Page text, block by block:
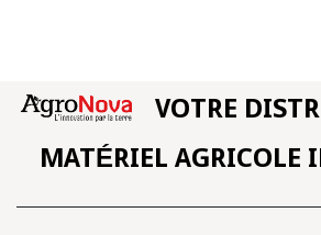
VOTRE
MATÉRIEL AGRICOLE